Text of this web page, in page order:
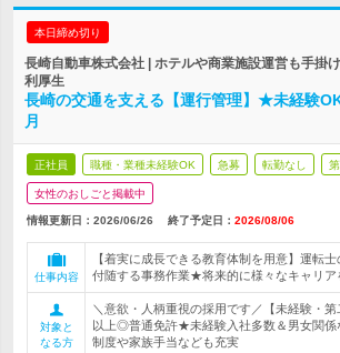
本日締め切り
長崎自動車株式会社 | ホテルや商業施設運営も手掛
利厚生
長崎の交通を支える【運行管理】★未経験
月
正社員 職種・業種未経験OK 急募 転勤なし
女性のおしごと掲載中
情報更新日：2026/06/26 終了予定日： 2026/08/06
仕事内容
【着実に成長できる教育体制を用意】運転
付随する事務作業★将来的に様々なキャリア
対象と
なる方
＼意欲・人柄重視の採用です／【未経験・
以上◎普通免許★未経験入社多数＆男女関
制度や家族手当なども充実